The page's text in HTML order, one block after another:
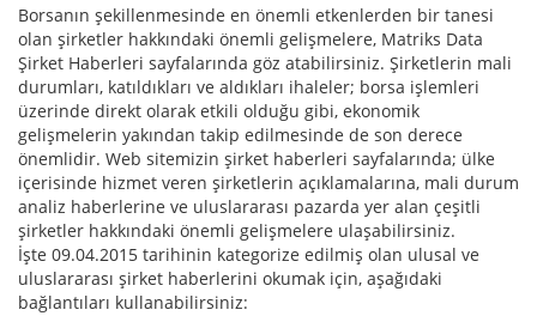
Borsanın şekillenmesinde en önemli etkenlerden bir tanesi
olan şirketler hakkındaki önemli gelişmelere, Matriks Data
Şirket Haberleri sayfalarında göz atabilirsiniz. Şirketlerin mali
durumları, katıldıkları ve aldıkları ihaleler; borsa işlemleri
üzerinde direkt olarak etkili olduğu gibi, ekonomik
gelişmelerin yakından takip edilmesinde de son derece
önemlidir. Web sitemizin şirket haberleri sayfalarında; ülke
içerisinde hizmet veren şirketlerin açıklamalarına, mali durum
analiz haberlerine ve uluslararası pazarda yer alan çeşitli
şirketler hakkındaki önemli gelişmelere ulaşabilirsiniz.
İşte 09.04.2015 tarihinin kategorize edilmiş olan ulusal ve
uluslararası şirket haberlerini okumak için, aşağıdaki
bağlantıları kullanabilirsiniz: